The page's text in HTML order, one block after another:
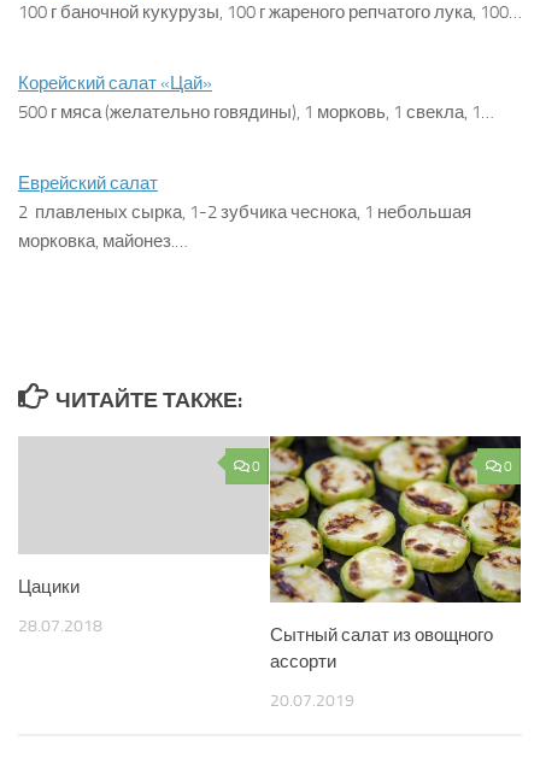
100 г баночной кукурузы, 100 г жареного репчатого лука, 100…
Корейский салат «Цай»
500 г мяса (желательно говядины), 1 морковь, 1 свекла, 1…
Еврейский салат
2 плавленых сырка, 1-2 зубчика чеснока, 1 небольшая
морковка, майонез.…
ЧИТАЙТЕ ТАКЖЕ:
0
Цацики
28.07.2018
0
Сытный салат из овощного
ассорти
20.07.2019